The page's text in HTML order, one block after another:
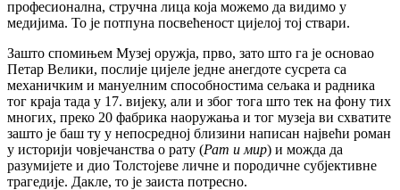
професионална, стручна лица која можемо да видимо у
медијима. То је потпуна посвећеност цијелој тој ствари.
Зашто спомињем Музеј оружја, прво, зато што га је основао
Петар Велики, послије цијеле једне анегдоте сусрета са
механичким и мануелним способностима сељака и радника
тог краја тада у 17. вијеку, али и због тога што тек на фону тих
многих, преко 20 фабрика наоружања и тог музеја ви схватите
зашто је баш ту у непосредној близини написан највећи роман
у историји човјечанства о рату (Рат и мир) и можда да
разумијете и дио Толстојеве личне и породичне субјективне
трагедије. Дакле, то је заиста потресно.